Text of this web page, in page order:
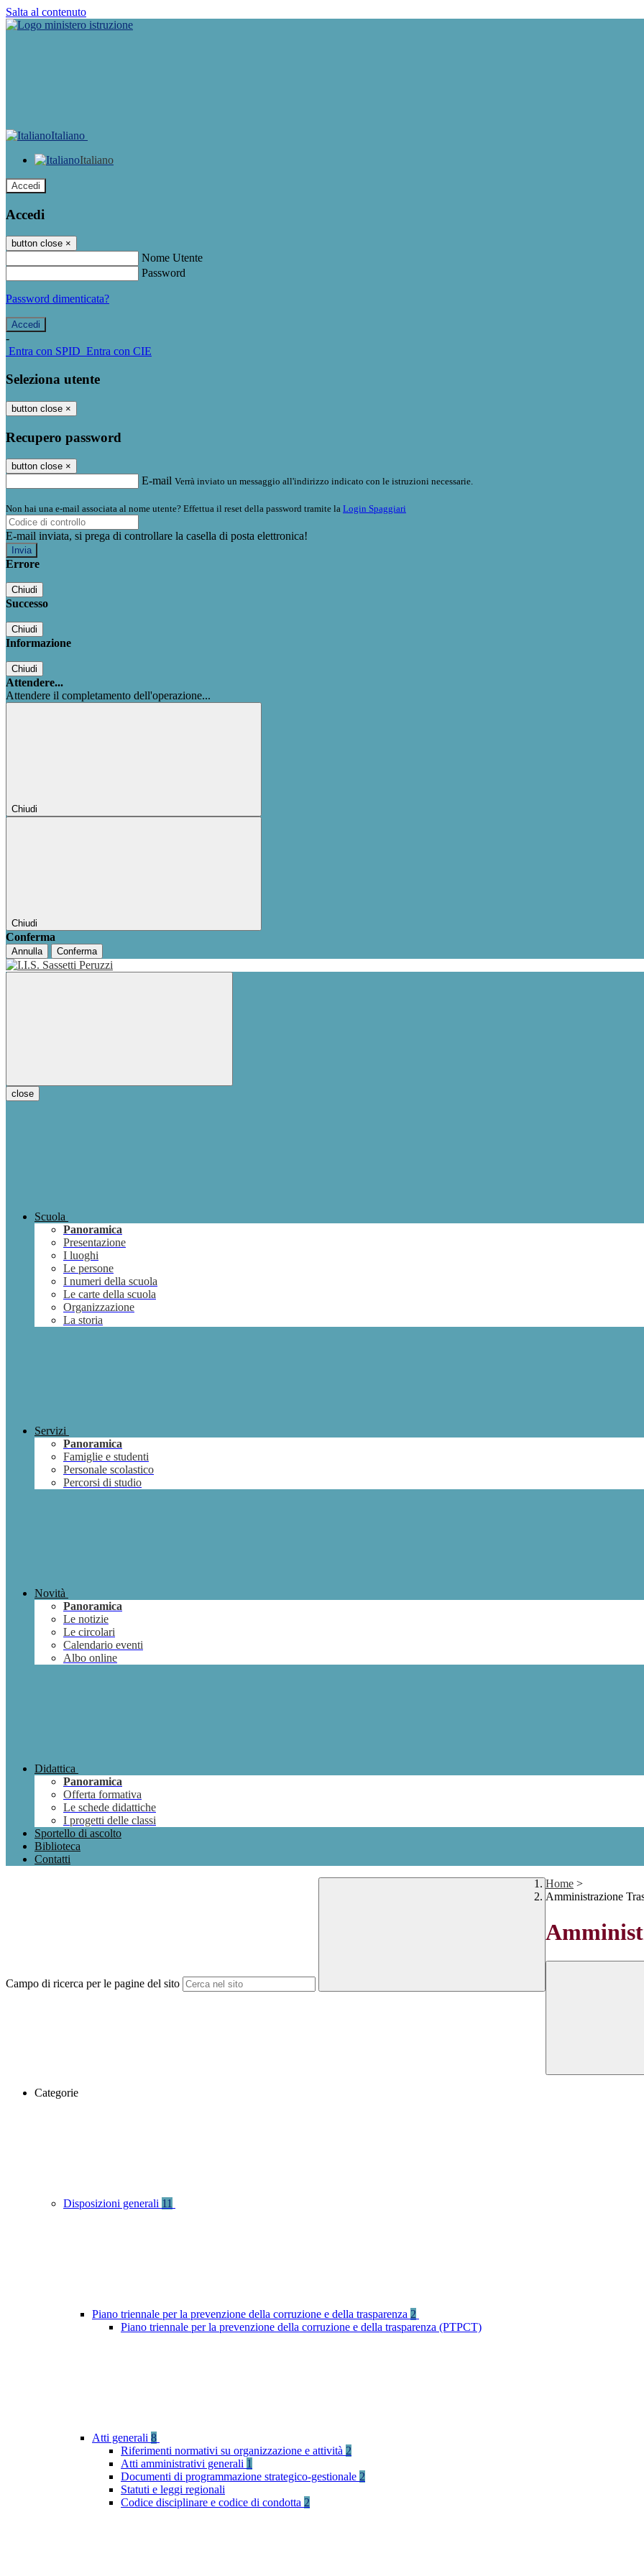
Salta al contenuto
Italiano
Italiano
Accedi
Accedi
button close ×
Nome Utente
Password
Password dimenticata?
-
Entra con SPID Entra con CIE
Seleziona utente
button close ×
Recupero password
button close ×
E-mail Verrà inviato un messaggio all'indirizzo indicato con le istruzioni necessarie.
Non hai una e-mail associata al nome utente? Effettua il reset della password tramite la Login Spaggiari
E-mail inviata, si prega di controllare la casella di posta elettronica!
Errore
Chiudi
Successo
Chiudi
Informazione
Chiudi
Attendere...
Attendere il completamento dell'operazione...
Chiudi
Chiudi
Conferma
Annulla Conferma
close
Scuola
Panoramica
Presentazione
I luoghi
Le persone
I numeri della scuola
Le carte della scuola
Organizzazione
La storia
Servizi
Panoramica
Famiglie e studenti
Personale scolastico
Percorsi di studio
Novità
Panoramica
Le notizie
Le circolari
Calendario eventi
Albo online
Didattica
Panoramica
Offerta formativa
Le schede didattiche
I progetti delle classi
Sportello di ascolto
Biblioteca
Contatti
Campo di ricerca per le pagine del sito
Home >
Amministrazione
Categorie
Disposizioni generali 11
Piano triennale per la prevenzione della corruzione e della trasparenza 2
Piano triennale per la prevenzione della corruzione e della trasparenza (PTPCT)
Atti generali 8
Riferimenti normativi su organizzazione e attività 2
Atti amministrativi generali 1
Documenti di programmazione strategico-gestionale 2
Statuti e leggi regionali
Codice disciplinare e codice di condotta 2